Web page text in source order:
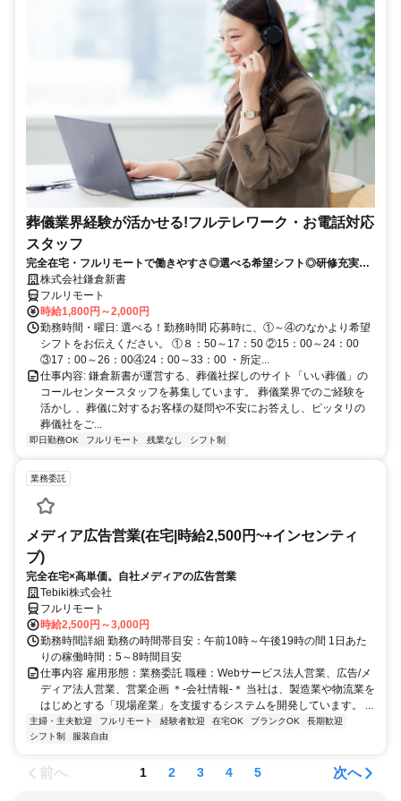
葬儀業界経験が活かせる!フルテレワーク・お電話対応
スタッフ
完全在宅・フルリモートで働きやすさ◎選べる希望シフト◎研修充実だ
から未経験でも安心！平日休みありの完全週休2日制で充実のワークラ
イフバランス！
株式会社鎌倉新書
フルリモート
時給1,800円～2,000円
勤務時間・曜日: 選べる！勤務時間 応募時に、①～④のなかより希望
シフトをお伝えください。 ①８：50～17：50 ②15：00～24：00
③17：00～26：00④24：00～33：00 ・所定...
仕事内容: 鎌倉新書が運営する、葬儀社探しのサイト「いい葬儀」の
コールセンタースタッフを募集しています。 葬儀業界でのご経験を
活かし 、葬儀に対するお客様の疑問や不安にお答えし、ピッタリの
葬儀社をご...
即日勤務OK フルリモート 残業なし シフト制
業務委託
メディア広告営業(在宅|時給2,500円~+インセンティ
ブ)
完全在宅×高単価。自社メディアの広告営業
Tebiki株式会社
フルリモート
時給2,500円～3,000円
勤務時間詳細 勤務の時間帯目安：午前10時～午後19時の間 1日あた
りの稼働時間：5～8時間目安
仕事内容 雇用形態：業務委託 職種：Webサービス法人営業、広告/メ
ディア法人営業、営業企画 ＊-会社情報-＊ 当社は、製造業や物流業を
はじめとする「現場産業」を支援するシステムを開発しています。 ...
主婦・主夫歓迎 フルリモート 経験者歓迎 在宅OK ブランクOK
長期歓迎
シフト制
服装自由
前へ 1 2 3 4 5 次へ